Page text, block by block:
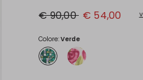
Prezzo
originale
90,00
€ 90,00 Nuovo
prezzo
€ 54,00
Colore:Verde